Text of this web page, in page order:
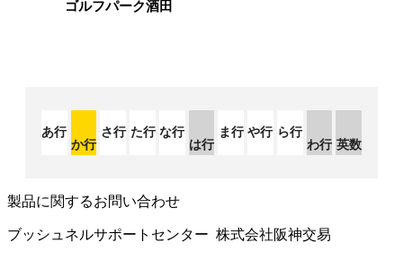
ゴルフパーク酒田
あ行
か行
さ行 た行 な行
は行
ま行 や行 ら行
わ行 英数
製品に関するお問い合わせ
ブッシュネルサポートセンター 株式会社阪神交易